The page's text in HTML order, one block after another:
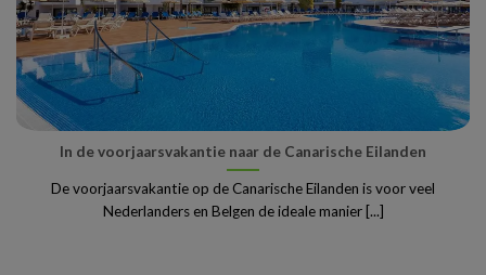
In de voorjaarsvakantie naar de Canarische Eilanden
De voorjaarsvakantie op de Canarische Eilanden is voor veel
Nederlanders en Belgen de ideale manier [...]